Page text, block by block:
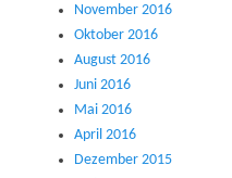
November 2016
Oktober 2016
August 2016
Juni 2016
Mai 2016
April 2016
Dezember 2015